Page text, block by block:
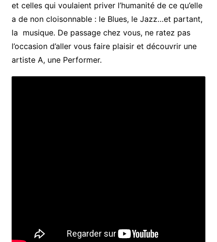
et celles qui voulaient priver l’humanité de ce qu’elle
a de non cloisonnable : le Blues, le Jazz…et partant,
la musique. De passage chez vous, ne ratez pas
l’occasion d’aller vous faire plaisir et découvrir une
artiste A, une Performer.